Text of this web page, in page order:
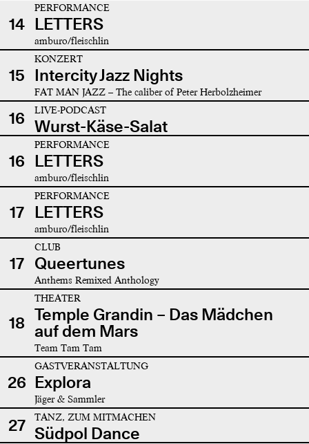
14
PERFORMANCE
LETTERS
amburo/fleischlin
15
KONZERT
Intercity Jazz Nights
FAT MAN JAZZ – The caliber of Peter Herbolzheimer
16 LIVE-PODCAST
Wurst-Käse-Salat
16
PERFORMANCE
LETTERS
amburo/fleischlin
17
PERFORMANCE
LETTERS
amburo/fleischlin
17
CLUB
Queertunes
Anthems Remixed Anthology
18
THEATER
Temple Grandin – Das Mädchen
auf dem Mars
Team Tam Tam
26
GASTVERANSTALTUNG
Explora
Jäger & Sammler
27 TANZ, ZUM MITMACHEN
Südpol Dance